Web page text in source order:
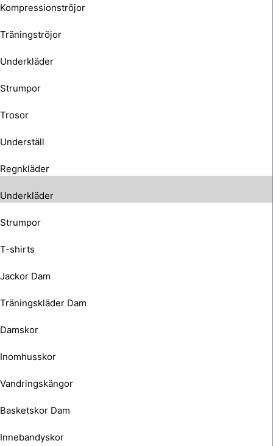
Kompressionströjor
Träningströjor
Underkläder
Strumpor
Trosor
Underställ
Regnkläder
Underkläder
Strumpor
T-shirts
Jackor Dam
Träningskläder Dam
Damskor
Inomhusskor
Vandringskängor
Basketskor Dam
Innebandyskor